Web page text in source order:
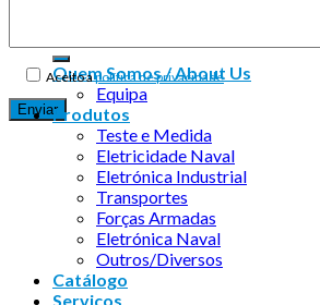
Aceito apolítica de privacidade
Quem Somos / About Us
Equipa
Produtos
Teste e Medida
Eletricidade Naval
Eletrónica Industrial
Transportes
Forças Armadas
Eletrónica Naval
Outros/Diversos
Catálogo
Serviços